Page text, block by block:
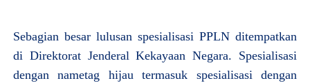
Sebagian besar lulusan spesialisasi PPLN ditempatkan
di Direktorat Jenderal Kekayaan Negara. Spesialisasi
dengan nametag hijau termasuk spesialisasi dengan